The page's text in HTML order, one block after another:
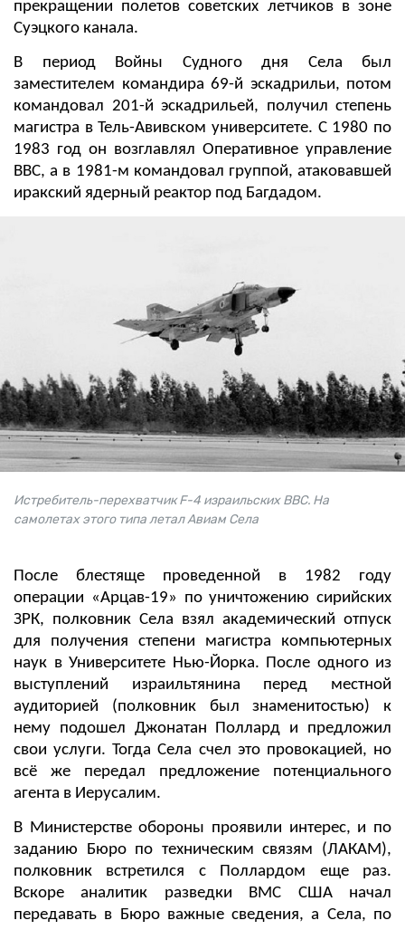
прекращении полетов советских летчиков в зоне
Суэцкого канала.
В период Войны Судного дня Села был
заместителем командира 69-й эскадрильи, потом
командовал 201-й эскадрильей, получил степень
магистра в Тель-Авивском университете. С 1980 по
1983 год он возглавлял Оперативное управление
ВВС, а в 1981-м командовал группой, атаковавшей
иракский ядерный реактор под Багдадом.
Истребитель-перехватчик F-4 израильских ВВС. На
самолетах этого типа летал Авиам Села
После блестяще проведенной в 1982 году
операции «Арцав-19» по уничтожению сирийских
ЗРК, полковник Села взял академический отпуск
для получения степени магистра компьютерных
наук в Университете Нью-Йорка. После одного из
выступлений израильтянина перед местной
аудиторией (полковник был знаменитостью) к
нему подошел Джонатан Поллард и предложил
свои услуги. Тогда Села счел это провокацией, но
всё же передал предложение потенциального
агента в Иерусалим.
В Министерстве обороны проявили интерес, и по
заданию Бюро по техническим связям (ЛАКАМ),
полковник встретился с Поллардом еще раз.
Вскоре аналитик разведки ВМС США начал
передавать в Бюро важные сведения, а Села, по